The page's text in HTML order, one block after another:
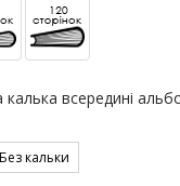
калька всередині
Без кальки